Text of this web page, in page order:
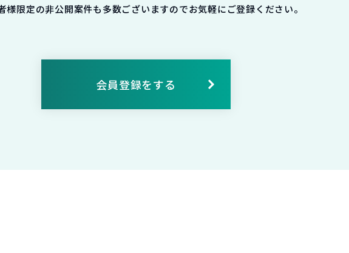
様限定の非公開案件も多数ございますのでお気軽にご登録ください。
会員登録をする